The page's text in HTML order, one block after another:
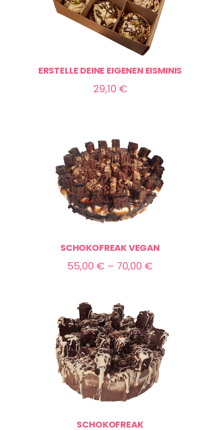
ERSTELLE DEINE EIGENEN EISMINIS
29,10 €
SCHOKOFREAK VEGAN
55,00 € – 70,00 €Preisspanne:
70,00 €
SCHOKOFREAK